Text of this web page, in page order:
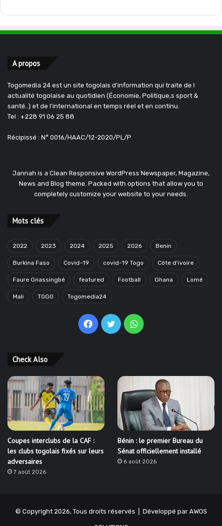
A propos
Togomedia 24 est un site togolais d'information qui traite de l
actualité togolaise au quotidien (Économie, Politique,s sport &
santé..) et de l'international en temps réel et en continu.
Tel : +228 91 06 25 88
Récipissé : N° 0016/HAAC/12-2020/PL/P
Jannah is a Clean Responsive WordPress Newspaper, Magazine,
News and Blog theme. Packed with options that allow you to
completely customize your website to your needs.
Mots clés
2022 2023 2024 2025 2026 Benin
Burkina Faso Covid-19 covid-19 Togo Côte d'ivoire
Faure Gnassingbé featured Football Ghana Lomé
Mali TOGO Togomedia24
Facebook
TwitterWhatsApp
Check Also
Coupes interclubs de la CAF :
les clubs togolais fixés sur leurs
adversaires
7 août 2026
Bénin : le premier Bureau du
Sénat officiellement installé
6 août 2026
© Copyright 2026, Tous droits réservés | Développé par AWOS